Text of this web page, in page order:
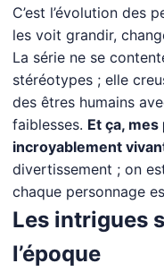
C’est l’évolution des
les voit grandir,
La série ne se
stéréotypes ; elle
des êtres humains
faiblesses. Et ça,
incroyablement
divertissement ; on
chaque personnage
Les intrigues
l’époque